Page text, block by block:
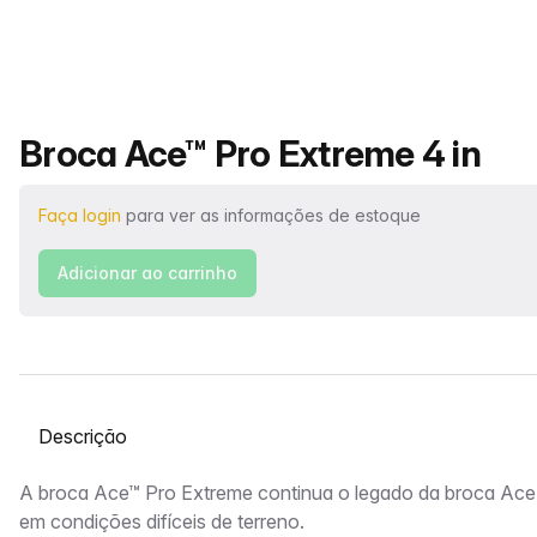
Nome do produto
Broca Ace™ Pro Extreme 4 in
Faça login para ver as informações de estoque
Adicionar ao carrinho
Selecione uma guia
Descrição
A broca Ace™ Pro Extreme continua o legado da broca
em condições difíceis de terreno.